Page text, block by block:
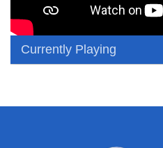
Currently Playing